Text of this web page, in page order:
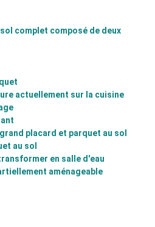
complet composé de deux
actuellement sur la cuisine
placard et parquet au sol
au sol
en salle d'eau
aménageable